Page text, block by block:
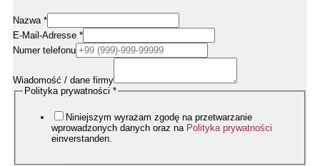
Datenschutzerklärung
Name
E-
Mail-
Nazwa *
E-Mail-Adresse *
Numer telefonu
Wiadomość / dane firmy
Polityka prywatności *
Niniejszym wyrażam zgodę na przetwarzanie
wprowadzonych danych oraz na Polityka prywatności
einverstanden.